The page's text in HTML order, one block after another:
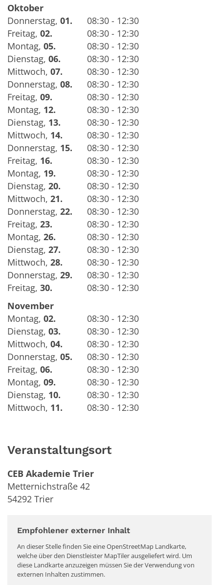
Oktober
Donnerstag, 01.
08:30 - 12:30
Freitag, 02.
08:30 - 12:30
Montag, 05.
08:30 - 12:30
Dienstag, 06.
08:30 - 12:30
Mittwoch, 07.
08:30 - 12:30
Donnerstag, 08.
08:30 - 12:30
Freitag, 09.
08:30 - 12:30
Montag, 12.
08:30 - 12:30
Dienstag, 13.
08:30 - 12:30
Mittwoch, 14.
08:30 - 12:30
Donnerstag, 15.
08:30 - 12:30
Freitag, 16.
08:30 - 12:30
Montag, 19.
08:30 - 12:30
Dienstag, 20.
08:30 - 12:30
Mittwoch, 21.
08:30 - 12:30
Donnerstag, 22.
08:30 - 12:30
Freitag, 23.
08:30 - 12:30
Montag, 26.
08:30 - 12:30
Dienstag, 27.
08:30 - 12:30
Mittwoch, 28.
08:30 - 12:30
Donnerstag, 29.
08:30 - 12:30
Freitag, 30.
08:30 - 12:30
November
Montag, 02.
08:30 - 12:30
Dienstag, 03.
08:30 - 12:30
Mittwoch, 04.
08:30 - 12:30
Donnerstag, 05.
08:30 - 12:30
Freitag, 06.
08:30 - 12:30
Montag, 09.
08:30 - 12:30
Dienstag, 10.
08:30 - 12:30
Mittwoch, 11. 08:30 - 12:30
Veranstaltungsort
CEB Akademie Trier
Metternichstraße 42
54292 Trier
Empfohlener externer Inhalt
An dieser Stelle finden Sie eine OpenStreetMap Landkarte,
welche über den Dienstleister MapTiler ausgeliefert wird. Um
diese Landkarte anzuzeigen müssen Sie der Verwendung von
externen Inhalten zustimmen.